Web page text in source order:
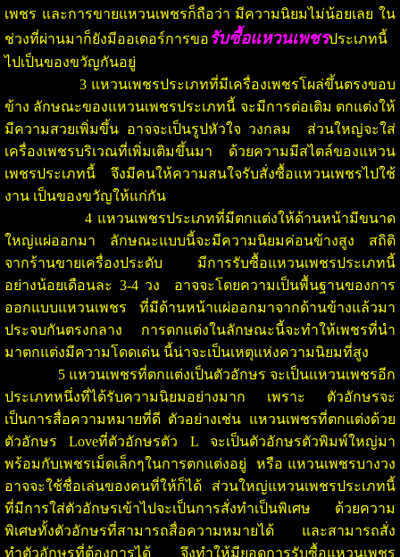
เพชร และการขายแหวนเพชรก็ถือว่า มีความนิยมไม่น้อยเลย ใน
ช่วงที่ผ่านมาก็ยังมีออเดอร์การขอรับซื้อแหวนเพชรประเภทนี้
ไปเป็นของขวัญกันอยู่
3 แหวนเพชรประเภทที่มีเครื่องเพชรโผล่ขึ้นตรงขอบ
ข้าง ลักษณะของแหวนเพชรประเภทนี้ จะมีการต่อเติม ตกแต่งให้
มีความสวยเพิ่มขึ้น อาจจะเป็นรูปหัวใจ วงกลม ส่วนใหญ่จะใส่
เครื่องเพชรบริเวณที่เพิ่มเติมขึ้นมา ด้วยความมีสไตล์ของแหวน
เพชรประเภทนี้ จึงมีคนให้ความสนใจรับสั่งซื้อแหวนเพชรไปใช้
งาน เป็นของขวัญให้แก่กัน
4 แหวนเพชรประเภทที่มีตกแต่งให้ด้านหน้ามีขนาด
ใหญ่แผ่ออกมา ลักษณะแบบนี้จะมีความนิยมค่อนข้างสูง สถิติ
จากร้านขายเครื่องประดับ มีการรับซื้อแหวนเพชรประเภทนี้
อย่างน้อยเดือนละ 3-4 วง อาจจะโดยความเป็นพื้นฐานของการ
ออกแบบแหวนเพชร ที่มีด้านหน้าแผ่ออกมาจากด้านข้างแล้วมา
ประจบกันตรงกลาง การตกแต่งในลักษณะนี้จะทำให้เพชรที่นำ
มาตกแต่งมีความโดดเด่น นี้น่าจะเป็นเหตุแห่งความนิยมที่สูง
5 แหวนเพชรที่ตกแต่งเป็นตัวอักษร จะเป็นแหวนเพชรอีก
ประเภทหนึ่งที่ได้รับความนิยมอย่างมาก เพราะ ตัวอักษรจะ
เป็นการสื่อความหมายที่ดี ตัวอย่างเช่น แหวนเพชรที่ตกแต่งด้วย
ตัวอักษร Loveที่ตัวอักษรตัว L จะเป็นตัวอักษรตัวพิมพ์ใหญ่มา
พร้อมกับเพชรเม็ดเล็กๆในการตกแต่งอยู่ หรือ แหวนเพชรบางวง
อาจจะใช้ชื่อเล่นของคนที่ให้ก็ได้ ส่วนใหญ่แหวนเพชรประเภทนี้
ที่มีการใส่ตัวอักษรเข้าไปจะเป็นการสั่งทำเป็นพิเศษ ด้วยความ
พิเศษทั้งตัวอักษรที่สามารถสื่อความหมายได้ และสามารถสั่ง
ทำตัวอักษรที่ต้องการได้ จึงทำให้มียอดการรับซื้อแหวนเพชร